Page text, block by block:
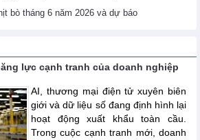
bò tháng 6 năm 2026 và dự báo
lực cạnh tranh của doanh nghiệp
AI, thương mại điện tử xuyên biên
giới và dữ liệu số đang định hình lại
hoạt động xuất khẩu toàn cầu.
Trong cuộc cạnh tranh mới, doanh